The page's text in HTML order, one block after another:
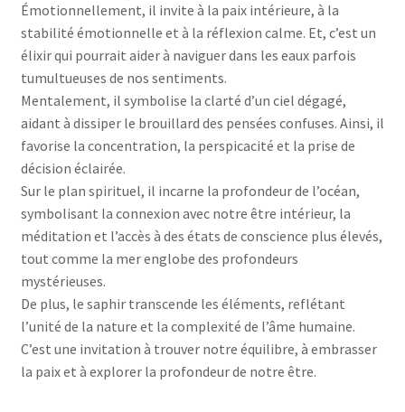
Émotionnellement, il invite à la paix intérieure, à la
stabilité émotionnelle et à la réflexion calme. Et, c’est un
élixir qui pourrait aider à naviguer dans les eaux parfois
tumultueuses de nos sentiments.
Mentalement, il symbolise la clarté d’un ciel dégagé,
aidant à dissiper le brouillard des pensées confuses. Ainsi, il
favorise la concentration, la perspicacité et la prise de
décision éclairée.
Sur le plan spirituel, il incarne la profondeur de l’océan,
symbolisant la connexion avec notre être intérieur, la
méditation et l’accès à des états de conscience plus élevés,
tout comme la mer englobe des profondeurs
mystérieuses.
De plus, le saphir transcende les éléments, reflétant
l’unité de la nature et la complexité de l’âme humaine.
C’est une invitation à trouver notre équilibre, à embrasser
la paix et à explorer la profondeur de notre être.